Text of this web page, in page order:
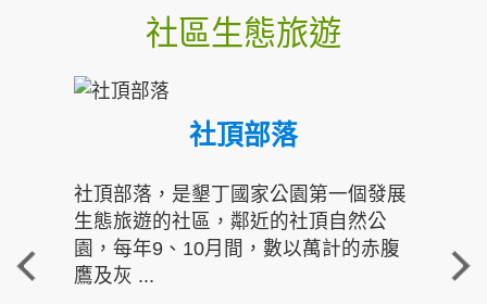
社區生態旅遊
社頂部落
社頂部落，是墾丁國家公園第一個發展
生態旅遊的社區，鄰近的社頂自然公
園，每年9、10月間，數以萬計的赤腹
鷹及灰 ...
重
走進